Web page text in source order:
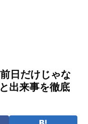
日だけじゃな
出来事を徹底